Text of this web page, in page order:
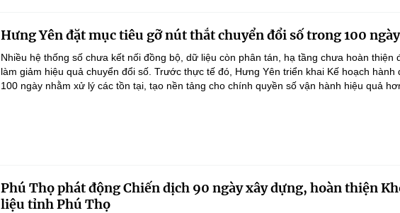
Hưng Yên đặt mục tiêu gỡ nút thắt chuyển đổi số trong 100 ngày
Nhiều hệ thống số chưa kết nối đồng bộ, dữ liệu còn phân tán, hạ tầng chưa hoàn thiện
làm giảm hiệu quả chuyển đổi số. Trước thực tế đó, Hưng Yên triển khai Kế hoạch hành
100 ngày nhằm xử lý các tồn tại, tạo nền tảng cho chính quyền số vận hành hiệu quả
Phú Thọ phát động Chiến dịch 90 ngày xây dựng, hoàn thiện
liệu tỉnh Phú Thọ